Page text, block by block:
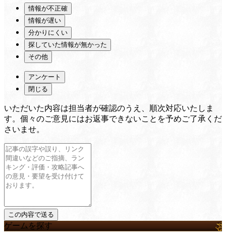
情報が不正確
情報が遅い
分かりにくい
探していた情報が無かった
その他
アンケート
閉じる
いただいた内容は担当者が確認のうえ、順次対応いたしま
す。個々のご意見にはお返事できないことを予めご了承くだ
さいませ。
ゲームを探す